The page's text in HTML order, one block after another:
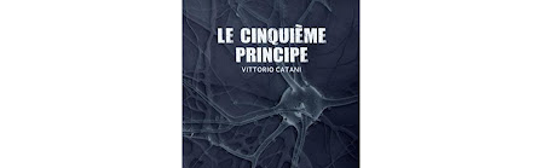
que Thomas connaissait et appréciait Olivier. Marlowe découvre une ville qu’il
ne connaissait pas, habitée par la méfiance, la peur et le rigorisme de la Ligue,
une ville pleine de mystères et de vieilles rancœurs. La Dame d...